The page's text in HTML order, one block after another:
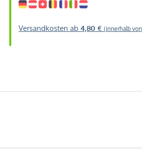
Versandkosten ab 4,80 € (innerhalb